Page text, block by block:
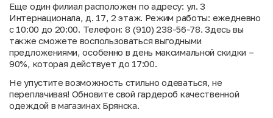
Еще один филиал расположен по адресу: ул. 3
Интернационала, д. 17, 2 этаж. Режим работы: ежедневно
с 10:00 до 20:00. Телефон: 8 (910) 238-56-78. Здесь вы
также сможете воспользоваться выгодными
предложениями, особенно в день максимальной скидки –
90%, которая действует до 17:00.
Не упустите возможность стильно одеваться, не
переплачивая! Обновите свой гардероб качественной
одеждой в магазинах Брянска.